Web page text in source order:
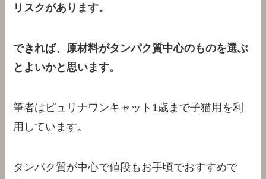
リスクがあります。
できれば、原材料がタンパク質中心のものを選ぶ
とよいかと思います。
筆者はピュリナワンキャット1歳まで子猫用を利
用しています。
タンパク質が中心で値段もお手頃でおすすめで